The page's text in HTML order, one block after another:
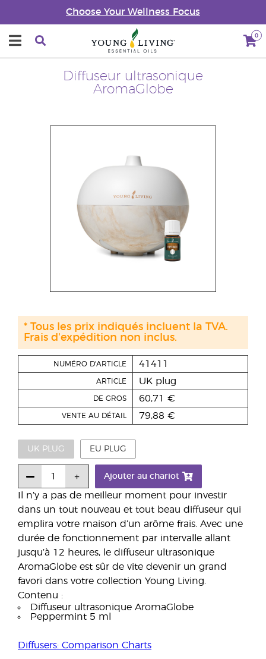
Choose Your Wellness Focus
0
Diffuseur ultrasonique
AromaGlobe
Il n’y a pas de meilleur moment pour investir
dans un tout nouveau et tout beau diffuseur qui
emplira votre maison d’un arôme frais. Avec une
durée de fonctionnement par intervalle allant
jusqu’à 12 heures, le diffuseur ultrasonique
AromaGlobe est sûr de vite devenir un grand
favori dans votre collection Young Living.
Contenu :
Diffuseur ultrasonique AromaGlobe
Peppermint 5 ml
Diffusers: Comparison Charts
NUMÉRO D'ARTICLE 41411
ARTICLE UK plug
DE GROS 60,71 €
VENTE AU DÉTAIL 79,88 €
UK PLUG EU PLUG
Ajouter au chariot
* Tous les prix indiqués incluent la TVA.
Frais d'expédition non inclus.